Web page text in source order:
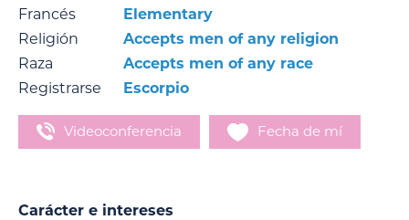
Francés
Elementary
Religión
Accepts men of any religion
Raza
Accepts men of any race
Registrarse
Escorpio
Videoconferencia Fecha de mí
Carácter e intereses